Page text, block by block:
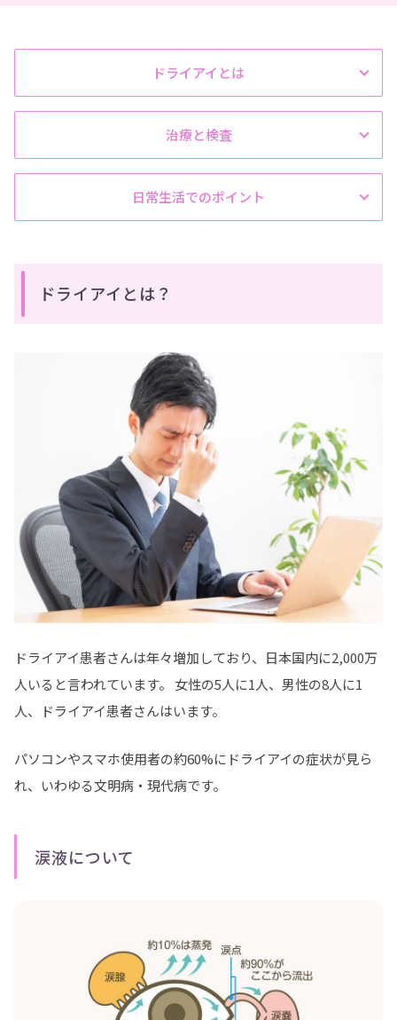
ドライアイとは
治療と検査
日常生活でのポイント
ドライアイとは？
ドライアイ患者さんは年々増加しており、日本国内に2,000万
人いると言われています。 女性の5人に1人、男性の8人に1
人、ドライアイ患者さんはいます。
パソコンやスマホ使用者の約60%にドライアイの症状が見ら
れ、いわゆる文明病・現代病です。
涙液について